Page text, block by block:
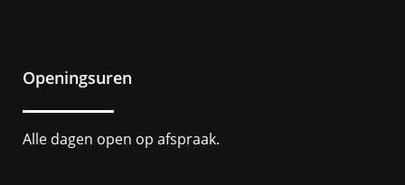
Openingsuren
Alle dagen open op afspraak.